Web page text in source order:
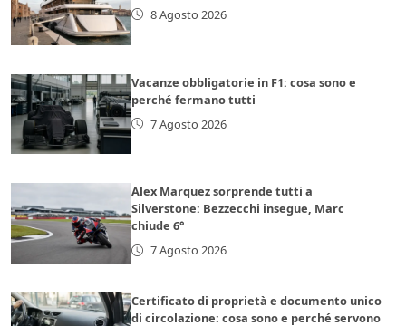
8 Agosto 2026
Vacanze obbligatorie in F1: cosa sono e
perché fermano tutti
7 Agosto 2026
Alex Marquez sorprende tutti a
Silverstone: Bezzecchi insegue, Marc
chiude 6°
7 Agosto 2026
Certificato di proprietà e documento unico
di circolazione: cosa sono e perché servono